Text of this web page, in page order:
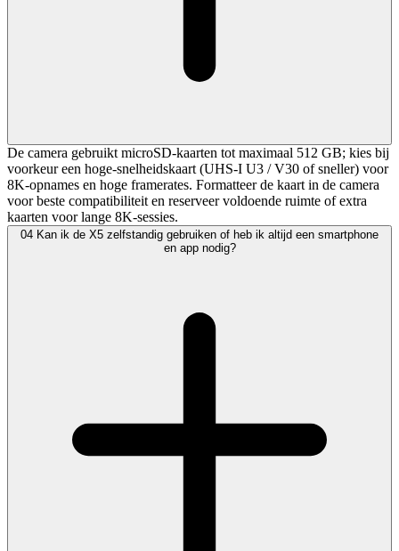
De camera gebruikt microSD-kaarten tot maximaal 512 GB; kies bij
voorkeur een hoge-snelheidskaart (UHS-I U3 / V30 of sneller) voor
8K-opnames en hoge framerates. Formatteer de kaart in de camera
voor beste compatibiliteit en reserveer voldoende ruimte of extra
kaarten voor lange 8K-sessies.
04 Kan ik de X5 zelfstandig gebruiken of heb ik altijd een smartphone
en app nodig?